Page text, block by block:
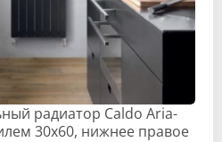
радиатор Caldo Aria-
30х60, нижнее правое